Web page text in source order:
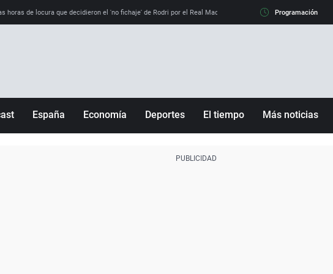
horas de locura que decidieron el 'no fichaje' de Rodri por el Real Madrid y su 'sí' al Barça La llamada
Programación
España Economía Deportes El tiempo Más noticias